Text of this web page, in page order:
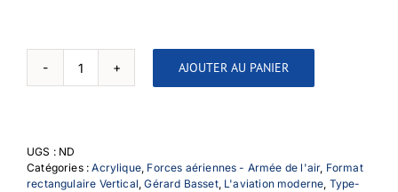
quantité
de
AJOUTER AU PANIER
UGS : ND
Catégories :Acrylique, Forces aériennes - Armée de l'air, Format
rectangulaire Vertical,Gérard Basset, L'aviation moderne, Type-